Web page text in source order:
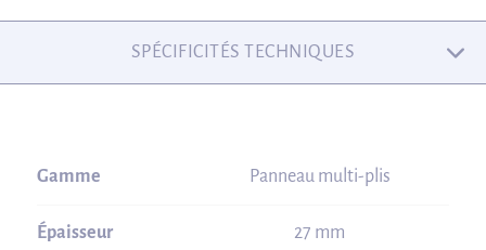
SPÉCIFICITÉS TECHNIQUES
Gamme Panneau multi-plis
Épaisseur 27 mm